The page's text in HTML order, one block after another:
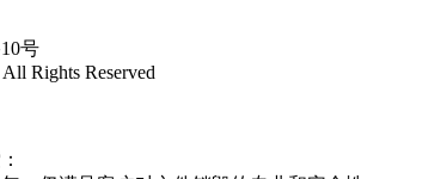
号
Rights Reserved